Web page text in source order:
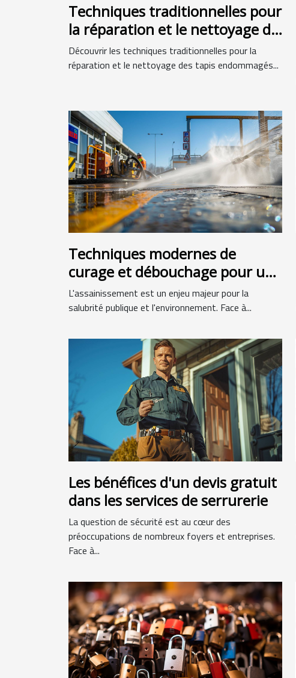
Techniques traditionnelles pour
la réparation et le nettoyage de
tapis endommagés
Découvrir les techniques traditionnelles pour la
réparation et le nettoyage des tapis endommagés...
Techniques modernes de
curage et débouchage pour un
assainissement efficace
L'assainissement est un enjeu majeur pour la
salubrité publique et l'environnement. Face à...
Les bénéfices d'un devis gratuit
dans les services de serrurerie
La question de sécurité est au cœur des
préoccupations de nombreux foyers et entreprises.
Face à...